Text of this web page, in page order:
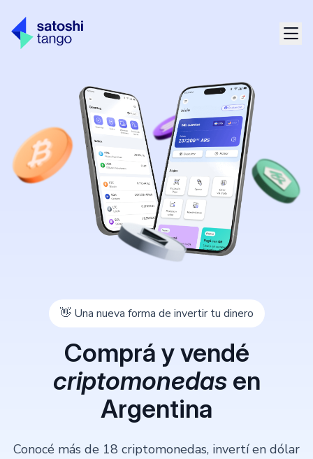
👋 Una nueva forma de invertir tu dinero
Comprá y vendé
criptomonedasen
Argentina
Conocé más de 18 criptomonedas, invertí en dólar